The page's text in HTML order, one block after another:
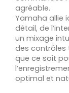
agréable.
Yamaha allie
détail, de
un mixage
des contrôles
que ce soit
optimal et